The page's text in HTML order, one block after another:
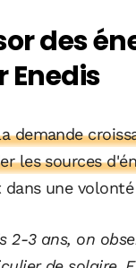
des
Enedis
demande
les sources
dans une
2-3 ans, on